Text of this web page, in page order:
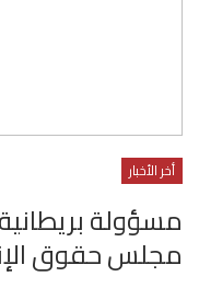
أخر الأخبار
مسؤولة
مجلس حقوق